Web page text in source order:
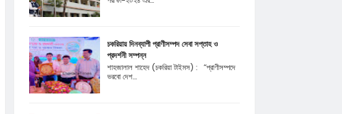
চকরিয়ায় দিনব্যাপী প্রাণীসম্পদ সেবা সপ্তাহ ও
প্রদর্শনী সম্পন্ন
শাহজালাল শাহেদ (চকরিয়া টাইমস) : “প্রাণীসম্পদে
ভরবো দেশ...